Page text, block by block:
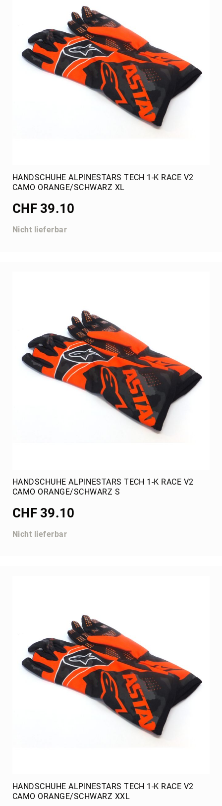
HANDSCHUHE ALPINESTARS TECH 1-K RACE V2
CAMO ORANGE/SCHWARZ XL
CHF 39.10
Nicht lieferbar
HANDSCHUHE ALPINESTARS TECH 1-K RACE V2
CAMO ORANGE/SCHWARZ S
CHF 39.10
Nicht lieferbar
HANDSCHUHE ALPINESTARS TECH 1-K RACE V2
CAMO ORANGE/SCHWARZ XXL